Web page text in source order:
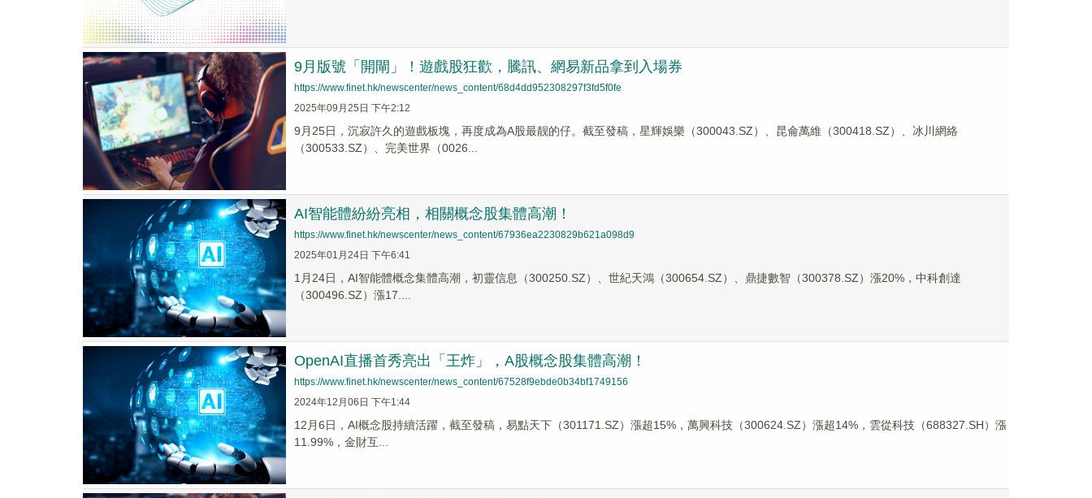
9月版號「開閘」！遊戲股狂歡，騰訊、網易新品拿到入場券
https://www.finet.hk/newscenter/news_content/68d4dd952308297f3fd5f0fe
2025年09月25日 下午2:12
9月25日，沉寂許久的遊戲板塊，再度成為A股最靓的仔。截至發稿，星輝娛樂（300043.SZ）、昆侖萬維（300418.SZ）、冰川網絡
（300533.SZ）、完美世界（0026...
AI智能體紛紛亮相，相關概念股集體高潮！
https://www.finet.hk/newscenter/news_content/67936ea2230829b621a098d9
2025年01月24日 下午6:41
1月24日，AI智能體概念集體高潮，初靈信息（300250.SZ）、世紀天鴻（300654.SZ）、鼎捷數智（300378.SZ）漲20%，中科創達
（300496.SZ）漲17....
OpenAI直播首秀亮出「王炸」，A股概念股集體高潮！
https://www.finet.hk/newscenter/news_content/67528f9ebde0b34bf1749156
2024年12月06日 下午1:44
12月6日，AI概念股持續活躍，截至發稿，易點天下（301171.SZ）漲超15%，萬興科技（300624.SZ）漲超14%，雲從科技（688327.SH）漲
11.99%，金財互...